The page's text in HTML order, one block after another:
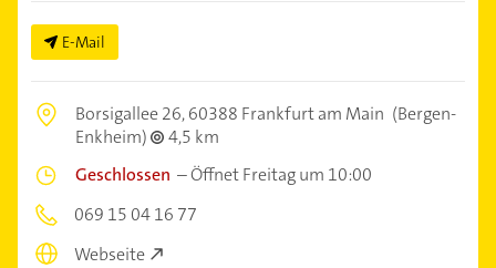
E-Mail
Borsigallee 26,60388 Frankfurt am Main (Bergen-
Enkheim)
4,5 km
Geschlossen –Öffnet Freitag um 10:00
069 15 04 16 77
Webseite